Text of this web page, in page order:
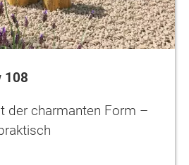
108
der charmanten Form –